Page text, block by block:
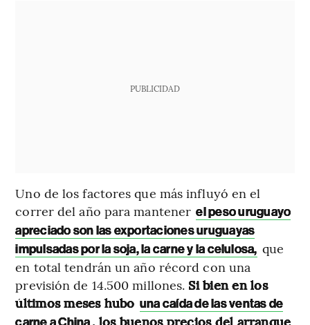
PUBLICIDAD
Uno de los factores que más influyó en el
correr del año para mantener el peso uruguayo
apreciado son las exportaciones uruguayas
impulsadas por la soja, la carne y la celulosa, que
en total tendrán un año récord con una
previsión de 14.500 millones. Si bien en los
últimos meses hubo una caída de las ventas de
, los buenos precios del arranque